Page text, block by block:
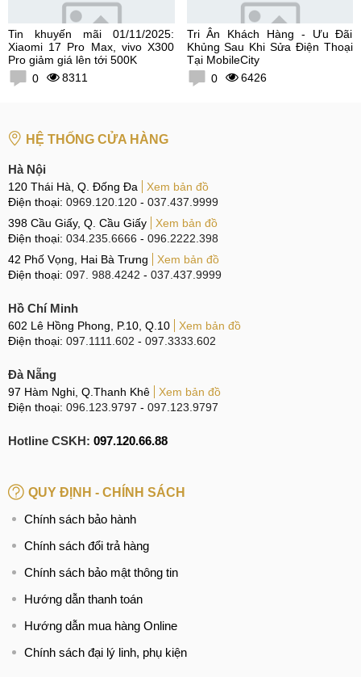
Tin khuyến mãi 01/11/2025:
Xiaomi 17 Pro Max, vivo X300
Pro giảm giá lên tới 500K
0
8311
Tri Ân Khách Hàng - Ưu Đãi
Khủng Sau Khi Sửa Điện Thoại
Tại MobileCity
0
6426
HỆ THỐNG CỬA HÀNG
Hà Nội
120 Thái Hà, Q. Đống Đa
Xem bản đồ
Điện thoại: 0969.120.120 - 037.437.9999
398 Cầu Giấy, Q. Cầu Giấy
Xem bản đồ
Điện thoại: 034.235.6666 - 096.2222.398
42 Phố Vọng, Hai Bà Trưng
Xem bản đồ
Điện thoại: 097. 988.4242 - 037.437.9999
Hồ Chí Minh
602 Lê Hồng Phong, P.10, Q.10
Xem bản đồ
Điện thoại: 097.1111.602 - 097.3333.602
Đà Nẵng
97 Hàm Nghi, Q.Thanh Khê
Xem bản đồ
Điện thoại: 096.123.9797 - 097.123.9797
Hotline CSKH: 097.120.66.88
QUY ĐỊNH - CHÍNH SÁCH
Chính sách bảo hành
Chính sách đổi trả hàng
Chính sách bảo mật thông tin
Hướng dẫn thanh toán
Hướng dẫn mua hàng Online
Chính sách đại lý linh, phụ kiện